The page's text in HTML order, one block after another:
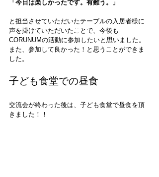
「今日は楽しかったです。有難う。」
と担当させていただいたテーブルの入居者様に
声を掛けていただいたことで、今後も
CORUNUMの活動に参加したいと思いました。
また、参加して良かった！と思うことができま
した。
子ども食堂での昼食
交流会が終わった後は、子ども食堂で昼食を頂
きました！！